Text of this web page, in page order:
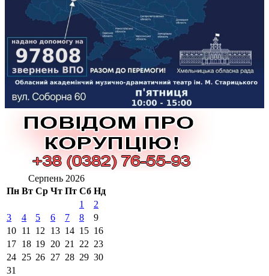
Серпень 2026
Пн Вт Ср Чт Пт Сб Нд
1
2
3
4 5 6 7 8
9
10 11 12 13 14 15 16
17 18 19 20 21 22 23
24 25 26 27 28 29 30
31